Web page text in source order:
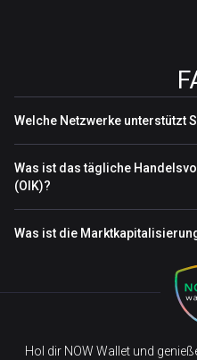
Welche Netzwerke unterstützt
Was ist das tägliche
(OIK)?
Was ist die
Hol dir NOW Wallet und